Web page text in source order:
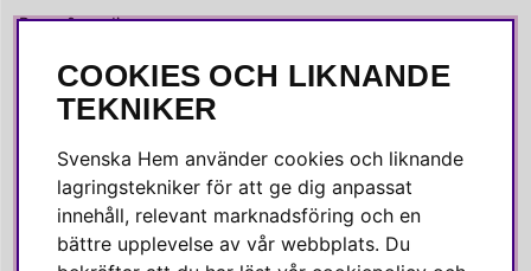
Press & media
SOCIALA MEDIER
Instagram
Linkedin
Pinterest
COOKIES OCH LIKNANDE
TEKNIKER
Svenska Hem använder cookies och liknande
lagringstekniker för att ge dig anpassat
innehåll, relevant marknadsföring och en
bättre upplevelse av vår webbplats. Du